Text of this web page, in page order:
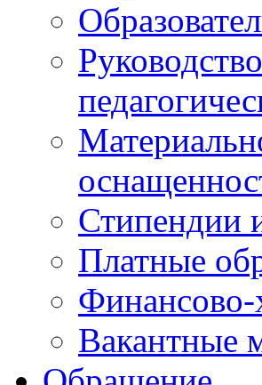
Стипендии
Платные
Финансово-
Вакантные